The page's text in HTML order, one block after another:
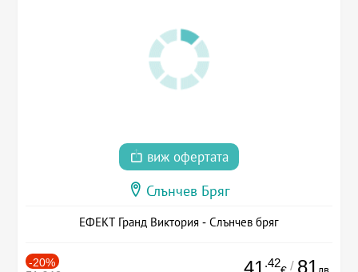
виж офертата
Слънчев Бряг
ЕФЕКТ Гранд Виктория - Слънчев бряг
-20% 41 .42 / 81